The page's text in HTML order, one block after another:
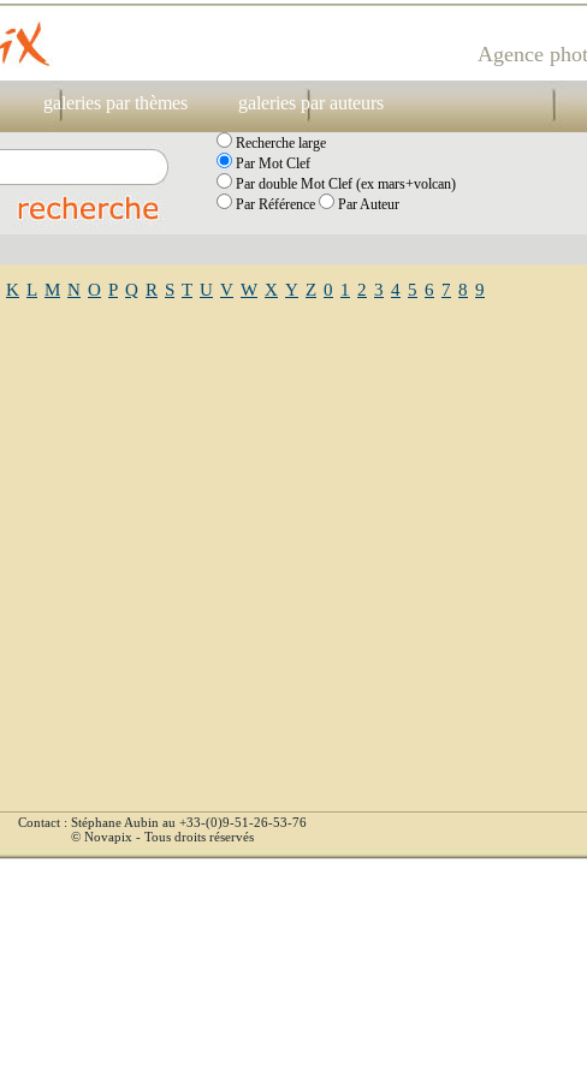
Agence
galeries par thèmes galeries par auteurs
Recherche large
Par Mot Clef
Par double Mot Clef (ex mars+volcan)
Par Référence
Par Auteur
K L M N O P Q R S T U V W X Y Z 0 1 2 3 4 5 6 7 8 9
Contact : Stéphane Aubin au +33-(0)9-51-26-53-76
© Novapix - Tous droits réservés